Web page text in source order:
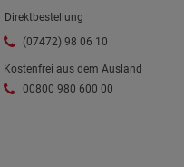
Direktbestellung
(07472) 98 06 10
Kostenfrei aus dem Ausland
00800 980 600 00